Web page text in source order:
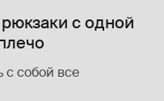
с одной
с собой все